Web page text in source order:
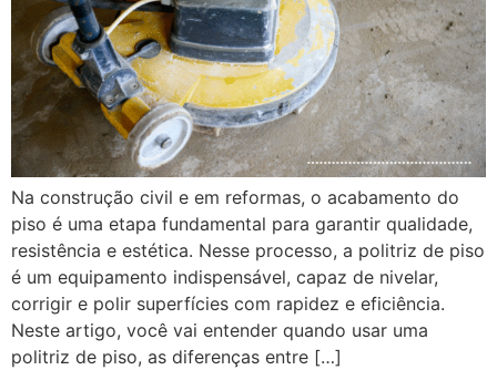
Na construção civil e em reformas, o acabamento do
piso é uma etapa fundamental para garantir qualidade,
resistência e estética. Nesse processo, a politriz de piso
é um equipamento indispensável, capaz de nivelar,
corrigir e polir superfícies com rapidez e eficiência.
Neste artigo, você vai entender quando usar uma
politriz de piso, as diferenças entre […]